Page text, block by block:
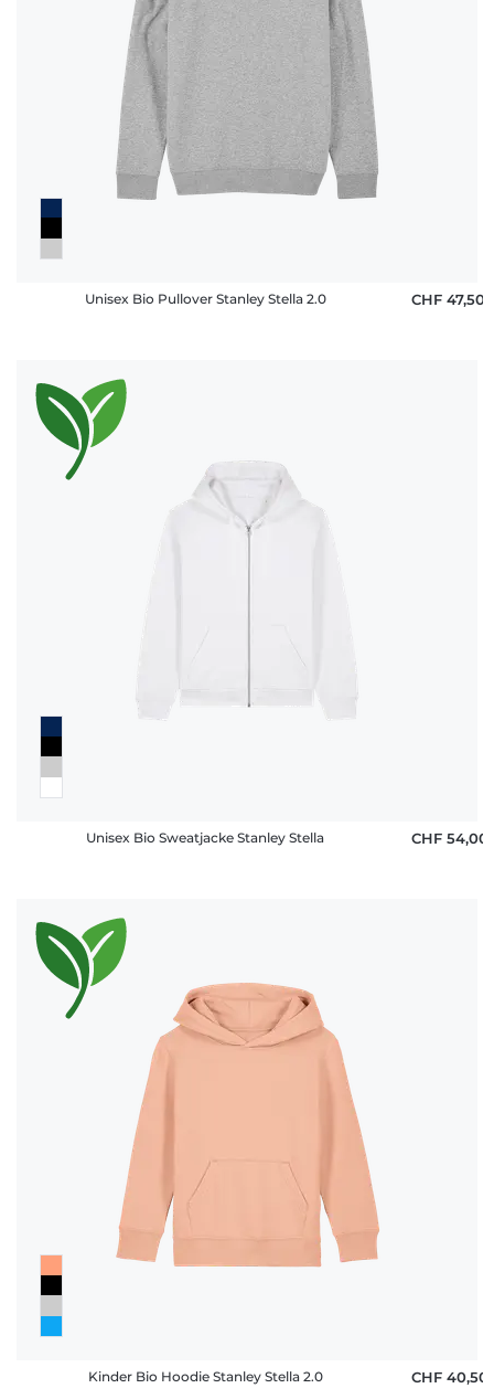
Unisex Bio Pullover Stanley Stella 2.0 CHF 47,50
Unisex Bio Sweatjacke Stanley Stella CHF 54,00
Kinder Bio Hoodie Stanley Stella 2.0 CHF 40,50